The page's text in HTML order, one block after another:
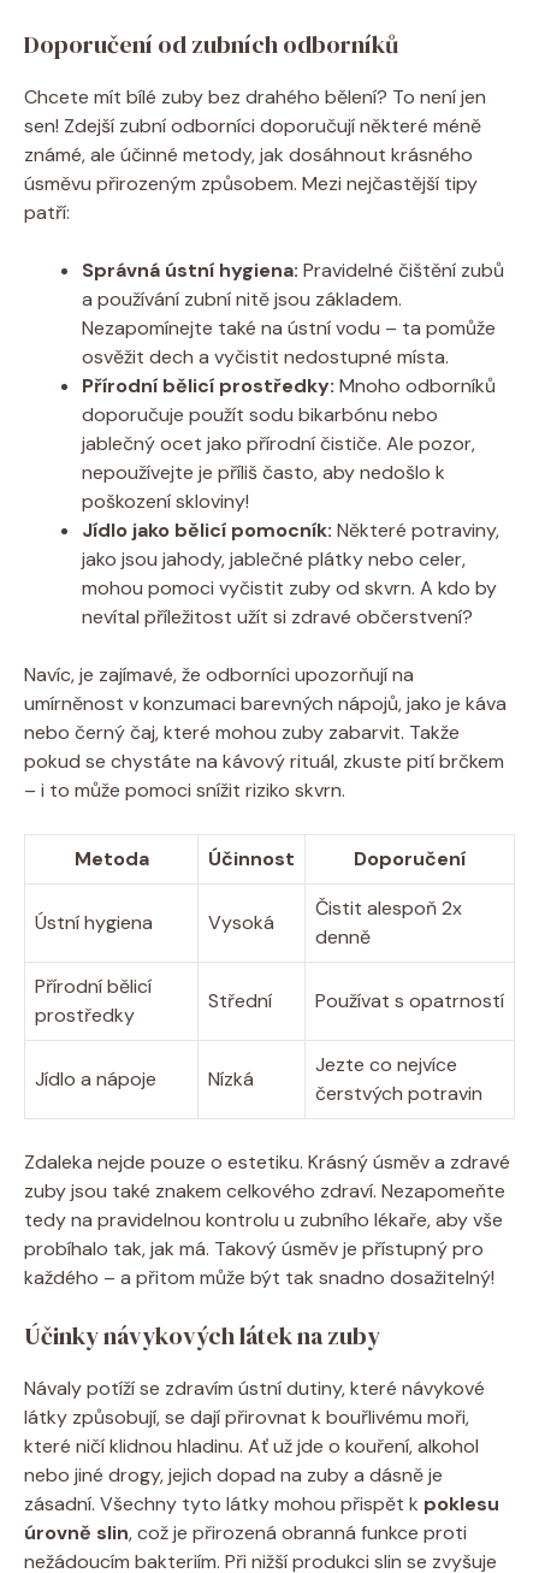
Doporučení od zubních odborníků
Chcete mít bílé zuby bez drahého bělení? To není jen
sen! Zdejší zubní odborníci doporučují některé méně
známé, ale účinné metody, jak dosáhnout krásného
úsměvu přirozeným způsobem. Mezi nejčastější tipy
patří:
Správná ústní hygiena: Pravidelné čištění zubů
a používání zubní nitě jsou základem.
Nezapomínejte také na ústní vodu – ta pomůže
osvěžit dech a vyčistit nedostupné místa.
Přírodní bělicí prostředky: Mnoho odborníků
doporučuje použít sodu bikarbónu nebo
jablečný ocet jako přírodní čističe. Ale pozor,
nepoužívejte je příliš často, aby nedošlo k
poškození skloviny!
Jídlo jako bělicí pomocník: Některé potraviny,
jako jsou jahody, jablečné plátky nebo celer,
mohou pomoci vyčistit zuby od skvrn. A kdo by
nevítal příležitost užít si zdravé občerstvení?
Navíc, je zajímavé, že odborníci upozorňují na
umírněnost v konzumaci barevných nápojů, jako je káva
nebo černý čaj, které mohou zuby zabarvit. Takže
pokud se chystáte na kávový rituál, zkuste pití brčkem
– i to může pomoci snížit riziko skvrn.
Metoda Účinnost Doporučení
Ústní hygiena Vysoká
Čistit alespoň 2x
denně
Přírodní bělicí
prostředky
Střední Používat s opatrností
Jídlo a nápoje Nízká
Jezte co nejvíce
čerstvých potravin
Zdaleka nejde pouze o estetiku. Krásný úsměv a zdravé
zuby jsou také znakem celkového zdraví. Nezapomeňte
tedy na pravidelnou kontrolu u zubního lékaře, aby vše
probíhalo tak, jak má. Takový úsměv je přístupný pro
každého – a přitom může být tak snadno dosažitelný!
Účinky návykových látek na zuby
Návaly potíží se zdravím ústní dutiny, které návykové
látky způsobují, se dají přirovnat k bouřlivému moři,
které ničí klidnou hladinu. Ať už jde o kouření, alkohol
nebo jiné drogy, jejich dopad na zuby a dásně je
zásadní. Všechny tyto látky mohou přispět k poklesu
úrovně slin, což je přirozená obranná funkce proti
nežádoucím bakteriím. Při nižší produkci slin se zvyšuje